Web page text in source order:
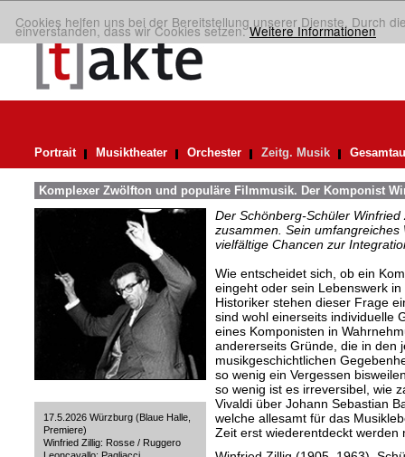
Cookies helfen uns bei der Bereitstellung unserer Dienste. Durch
einverstanden, dass wir Cookies setzen.Weitere Informationen
Portrait Musiktheater Orchester Zeitg. Musik
Komplexer Zwölfton und populäre Filmmusik. Der Komponist
17.5.2026 Würzburg (Blaue Halle,
Premiere)
Winfried Zillig: Rosse / Ruggero
Der Schönberg-Schüler
zusammen. Sein
vielfältige Chancen zur
Wie entscheidet sich, ob ein
eingeht oder sein Lebenswerk
Historiker stehen dieser Frage
sind wohl einerseits individuelle
eines Komponisten in
andererseits Gründe, die in den
musikgeschichtlichen
so wenig ein Vergessen
so wenig ist es irreversibel, wie
Vivaldi über Johann Sebastian
welche allesamt für das
Zeit erst wiederentdeckt werden